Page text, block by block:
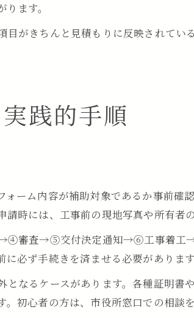
ます。
がきちんと見積もりに反映されてい
践的手順
ーム内容が補助対象であるか事前確
時には、工事前の現地写真や所有者
審査→⑤交付決定通知→⑥工事着工
必ず手続きを済ませる必要があります
なるケースがあります。各種証明書
初心者の方は、市役所窓口での相談